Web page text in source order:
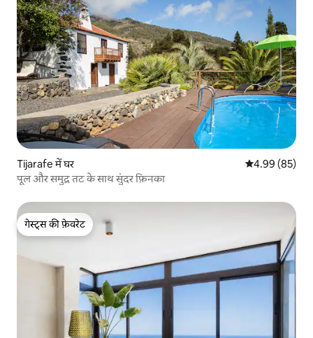
Tijarafe में घर औसत रेटिंग 5 में
4.99 (85)
पूल और समुद्र तट के साथ सुंदर फ़िनका
गेस्ट्स की फ़ेवरेट
गेस्ट्स की फ़ेवरेट